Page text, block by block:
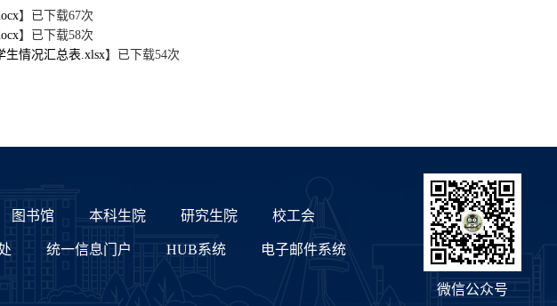
】已下载67次
】已下载58次
生情况汇总表.xlsx】已下载54次
图书馆 本科生院 研究生院 校工会
统一信息门户 HUB系统 电子邮件系统
微信公众号